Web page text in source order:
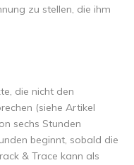
zu stellen, die ihm
die nicht den
(siehe Artikel
sechs Stunden
beginnt, sobald die
& Trace kann als